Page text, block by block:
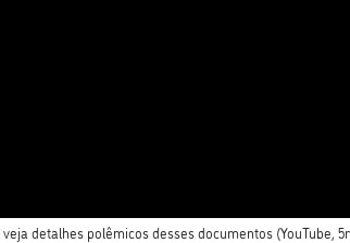
detalhes polêmicos desses documentos(YouTube,